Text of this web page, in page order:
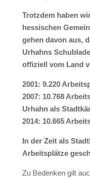
Trotzdem haben
hessischen
gehen davon aus,
Urhahns
offiziell vom Land
2001: 9.220
2007: 10.768
Urhahn als
2014: 10.665
In der Zeit als
Arbeitsplätze
Zu Bedenken gilt